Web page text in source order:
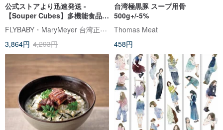
公式ストアより迅速発送 -
【Souper Cubes】多機能食品グ
レードシリコン保存容器 10 個取
り
FLYBABY・MaryMeyer 台湾正規代理店
3,864円 4,293円
台湾極黒豚 スープ用骨
500g+/-5%
Thomas Meat
458円